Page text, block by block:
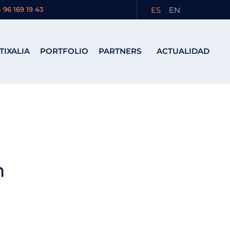
96 169 19 43 ES EN
PORTFOLIO PARTNERS ACTUALIDAD